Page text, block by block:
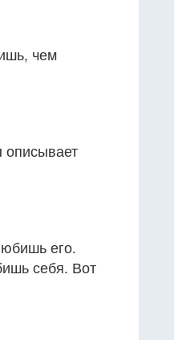
чем
описывает
его.
себя. Вот